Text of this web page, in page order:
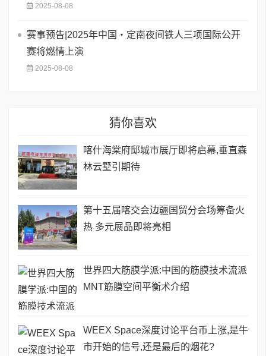
2025-08-08
赛事预告|2025年中国・定南夜间铁人三项国际公开
赛将燃情上演
2025-08-08
猜你喜欢
喀什海棠府邸城市展厅即将启幕,垂直森
林云墅引期待
第十五届喀交会边疆国贸分会场筹备火
热 多元展品即将亮相
世界四大筋膜学派:中国的筋膜技术流派
MNT筋膜空间平衡术介绍
WEEX Space深度讨论平台币上涨,是牛
市开始的信号,还是最后的烟花?